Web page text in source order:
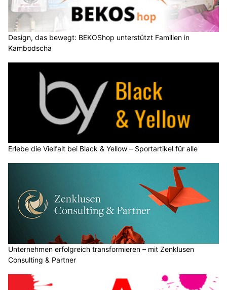
Design, das bewegt: BEKOShop unterstützt Familien in
Kambodscha
Erlebe die Vielfalt bei Black & Yellow – Sportartikel für alle
Unternehmen erfolgreich transformieren – mit Zenklusen
Consulting & Partner